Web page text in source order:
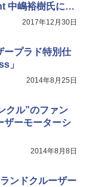
中嶋裕樹氏に聞
2017年12月30日
ープラド特別仕
」
2014年8月25日
クル”のファン
ザーモーターシ
2014年8月8日
ンドクルーザー